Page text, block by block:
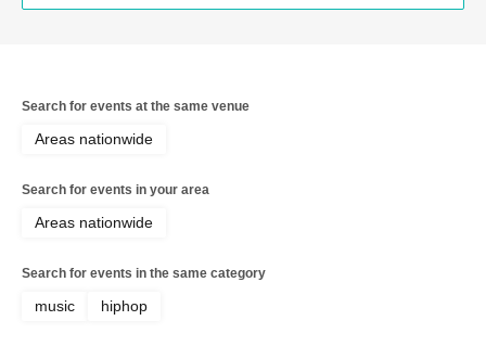
Search for events at the same venue
Areas nationwide
Search for events in your area
Areas nationwide
Search for events in the same category
music hiphop